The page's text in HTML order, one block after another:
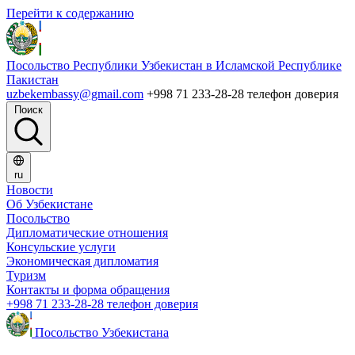
Перейти к содержанию
Посольство Республики Узбекистан в Исламской Республике
Пакистан
uzbekembassy@gmail.com +998 71 233-28-28 телефон доверия
Поиск
ru
Новости
Об Узбекистане
Посольство
Дипломатические отношения
Консульские услуги
Экономическая дипломатия
Туризм
Контакты и форма обращения
+998 71 233-28-28 телефон доверия
Посольство Узбекистана